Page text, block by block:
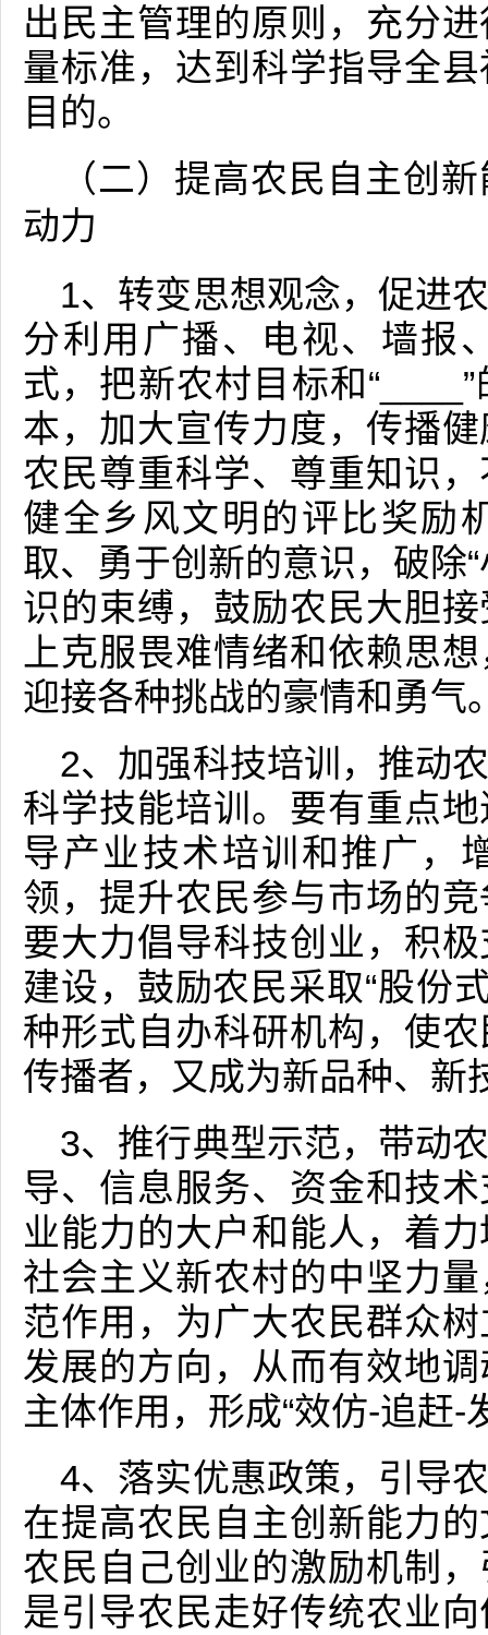
出民主管理的原则，充分
量标准，达到科学指导全
目的。
（二）提高农民自主创
动力
1、转变思想观念，促进
分利用广播、电视、墙报
式，把新农村目标和
本，加大宣传力度，传播
农民尊重科学、尊重知识
健全乡风文明的评比奖励
取、勇于创新的意识，破除
识的束缚，鼓励农民大胆
上克服畏难情绪和依赖思
迎接各种挑战的豪情和勇气
2、加强科技培训，推动
科学技能培训。要有重点
导产业技术培训和推广，
领，提升农民参与市场的
要大力倡导科技创业，积
建设，鼓励农民采取“股份
种形式自办科研机构，使
传播者，又成为新品种、新
3、推行典型示范，带动
导、信息服务、资金和技
业能力的大户和能人，着
社会主义新农村的中坚力
范作用，为广大农民群众
发展的方向，从而有效地
主体作用，形成“效仿-追赶-
4、落实优惠政策，引导
在提高农民自主创新能力
农民自己创业的激励机制
是引导农民走好传统农业